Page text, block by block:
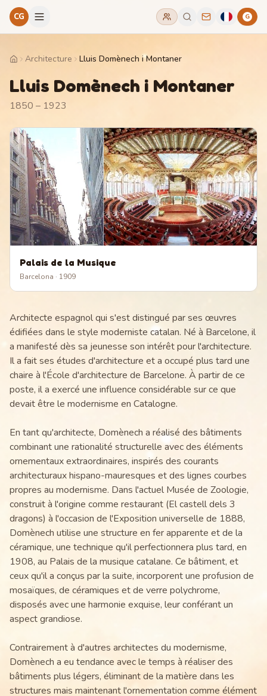
CG G
HomeArchitecture Lluis Domènech i Montaner
Lluis Domènech i Montaner
1850 – 1923
Palais de la Musique
Barcelona · 1909
Architecte espagnol qui s'est distingué par ses œuvres
édifiées dans le style moderniste catalan. Né à Barcelone, il
a manifesté dès sa jeunesse son intérêt pour l'architecture.
Il a fait ses études d'architecture et a occupé plus tard une
chaire à l'École d'architecture de Barcelone. À partir de ce
poste, il a exercé une influence considérable sur ce que
devait être le modernisme en Catalogne.
En tant qu'architecte, Domènech a réalisé des bâtiments
combinant une rationalité structurelle avec des éléments
ornementaux extraordinaires, inspirés des courants
architecturaux hispano-mauresques et des lignes courbes
propres au modernisme. Dans l'actuel Musée de Zoologie,
construit à l'origine comme restaurant (El castell dels 3
dragons) à l'occasion de l'Exposition universelle de 1888,
Domènech utilise une structure en fer apparente et de la
céramique, une technique qu'il perfectionnera plus tard, en
1908, au Palais de la musique catalane. Ce bâtiment, et
ceux qu'il a conçus par la suite, incorporent une profusion de
mosaïques, de céramiques et de verre polychrome,
disposés avec une harmonie exquise, leur conférant un
aspect grandiose.
Contrairement à d'autres architectes du modernisme,
Domènech a eu tendance avec le temps à réaliser des
bâtiments plus légers, éliminant de la matière dans les
structures mais maintenant l'ornementation comme élément